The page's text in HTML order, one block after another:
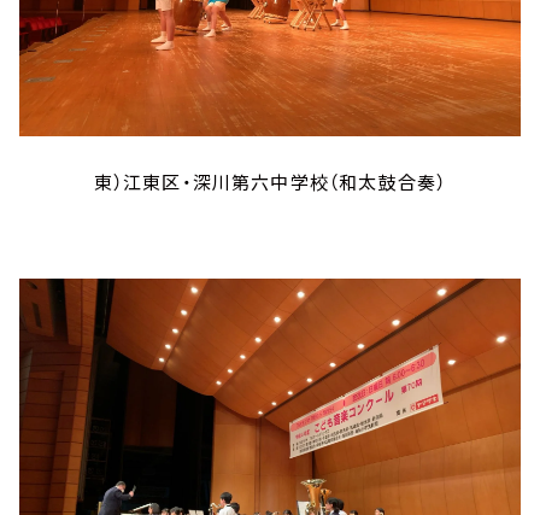
東）江東区・深川第六中学校（和太鼓合奏）